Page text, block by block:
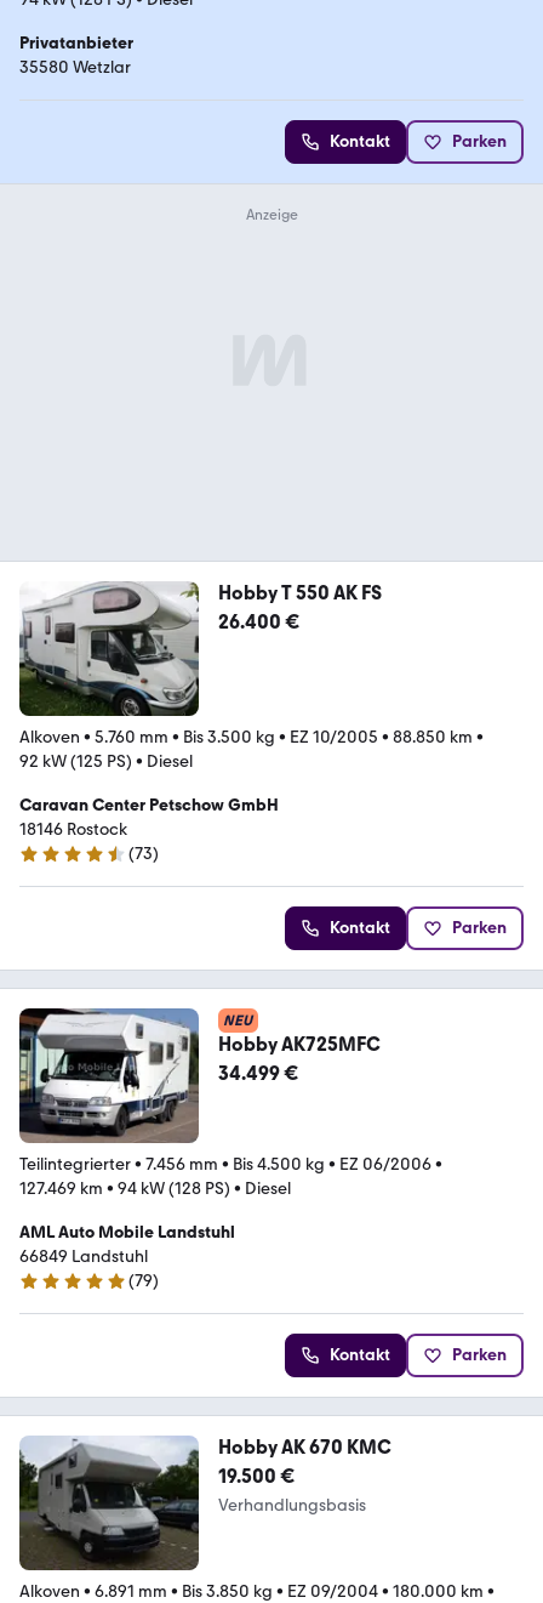
Privatanbieter
35580 Wetzlar
Kontakt Parken
Hobby T 550 AK FS
26.400 €
Alkoven • 5.760 mm • Bis 3.500 kg • EZ 10/2005 • 88.850 km •
92 kW (125 PS) • Diesel
Caravan Center Petschow GmbH
18146 Rostock
4.6 Sterne
(73)
Kontakt Parken
NEU
Hobby AK725MFC
34.499 €
Teilintegrierter• 7.456 mm • Bis 4.500 kg • EZ 06/2006•
127.469 km • 94 kW (128 PS) • Diesel
AML Auto Mobile Landstuhl
66849 Landstuhl
4.8 Sterne
(79)
Kontakt Parken
Hobby AK 670 KMC
19.500 €
Verhandlungsbasis
Alkoven • 6.891 mm • Bis 3.850 kg • EZ 09/2004• 180.000 km •